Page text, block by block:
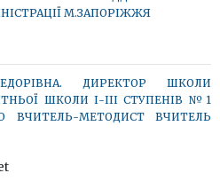
М.ЗАПОРІЖЖЯ
ДИРЕКТОР ШКОЛИ
ШКОЛИ І-ІІІ СТУПЕНІВ №1
ВЧИТЕЛЬ-МЕТОДИСТ ВЧИТЕЛЬ